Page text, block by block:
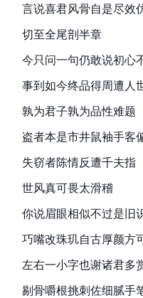
言说喜君风骨自是尽效
切至全尾剖半章
今只问一句仍敢说初心
事到如今终品得周遭人
孰为君子孰为品性难题
盗者本是市井鼠袖手客
失窃者陈情反遭千夫指
世风真可畏太滑稽
你说眉眼相似不过是旧
巧嘴改珠玑自古厚颜方
左右一小字也谢诸君多
剔骨嚼根挑刺佐细腻手